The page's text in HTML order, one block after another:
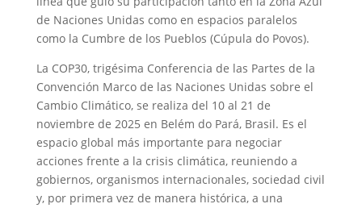
de Naciones Unidas como en espacios paralelos
como la Cumbre de los Pueblos (Cúpula do Povos).
La COP30, trigésima Conferencia de las Partes de la
Convención Marco de las Naciones Unidas sobre el
Cambio Climático, se realiza del 10 al 21 de
noviembre de 2025 en Belém do Pará, Brasil. Es el
espacio global más importante para negociar
acciones frente a la crisis climática, reuniendo a
gobiernos, organismos internacionales, sociedad civil
y, por primera vez de manera histórica, a una